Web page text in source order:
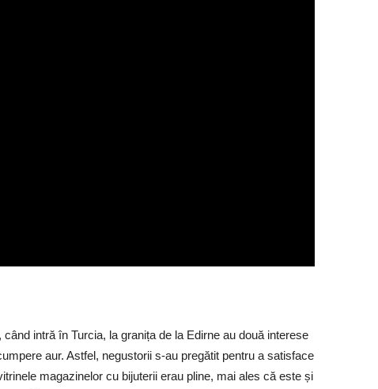
intră în Turcia, la granița de la Edirne au două interese
aur. Astfel, negustorii s-au pregătit pentru a satisface
magazinelor cu bijuterii erau pline, mai ales că este și